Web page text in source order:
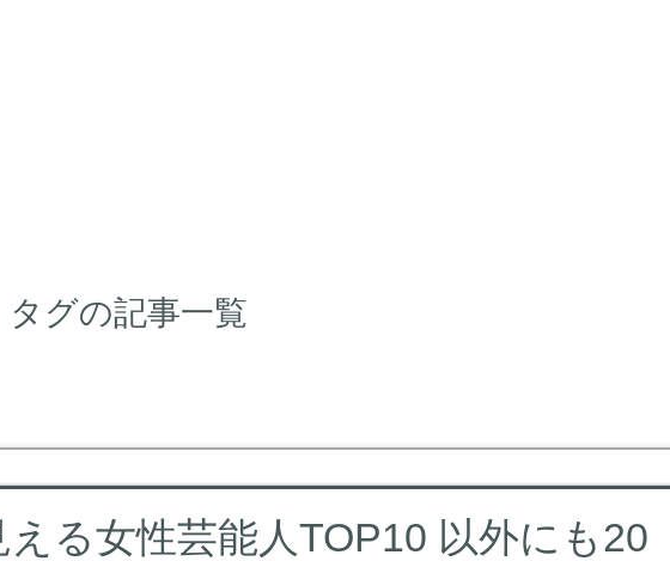
タグの記事一覧
る女性芸能人TOP10 以外にも20